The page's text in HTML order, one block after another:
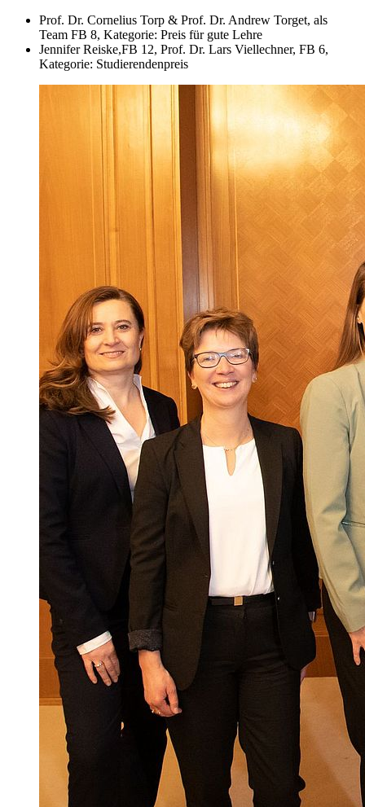
Prof. Dr. Cornelius Torp & Prof. Dr. Andrew Torget, als
Team FB 8, Kategorie: Preis für gute Lehre
Jennifer Reiske,FB 12, Prof. Dr. Lars Viellechner, FB 6,
Kategorie: Studierendenpreis